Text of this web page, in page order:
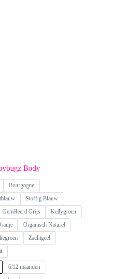
Body
Bourgogne
Stoffig Blauw
Gemêleerd Grijs
Kellygroen
Organisch Naturel
Zachtgeel
6/12 maanden